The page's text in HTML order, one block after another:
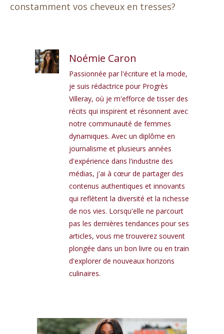
constamment vos cheveux en tresses?
Noémie Caron
Passionnée par l'écriture et la mode,
je suis rédactrice pour Progrès
Villeray, où je m'efforce de tisser des
récits qui inspirent et résonnent avec
notre communauté de femmes
dynamiques. Avec un diplôme en
journalisme et plusieurs années
d'expérience dans l'industrie des
médias, j'ai à cœur de partager des
contenus authentiques et innovants
qui reflètent la diversité et la richesse
de nos vies. Lorsqu'elle ne parcourt
pas les dernières tendances pour ses
articles, vous me trouverez souvent
plongée dans un bon livre ou en train
d'explorer de nouveaux horizons
culinaires.